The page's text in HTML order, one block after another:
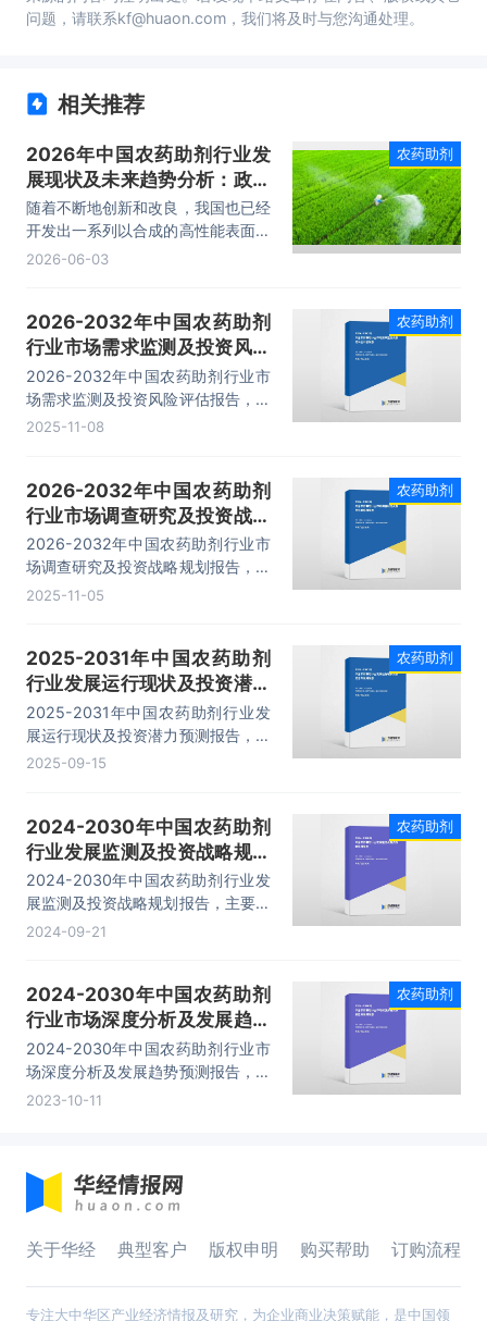
问题，请联系kf@huaon.com，我们将及时与您沟通处理。
相关推荐
2026年中国农药助剂行业发
展现状及未来趋势分析：政策
加持，绿色化转型加速「图」
随着不断地创新和改良，我国也已经
开发出一系列以合成的高性能表面活
性剂为主的农药助剂，基本可以满足
2025年我国农药助剂产量为79.73
万吨，同比增长2.73%，需求量为
69.88万吨，同比增长2.81%。
2026-06-03
农药助剂
2026-2032年中国农药助剂
行业市场需求监测及投资风险
评估报告
2026-2032年中国农药助剂行业市
场需求监测及投资风险评估报告，主
要包括企业及竞争格局、投资环境分
2025-11-08
农药助剂
2026-2032年中国农药助剂
行业市场调查研究及投资战略
规划报告
2026-2032年中国农药助剂行业市
场调查研究及投资战略规划报告，主
要包括行业前景及趋势预测分析、投
2025-11-05
农药助剂
2025-2031年中国农药助剂
行业发展运行现状及投资潜力
预测报告
2025-2031年中国农药助剂行业发
展运行现状及投资潜力预测报告，主
要包括行业前景及趋势预测分析、投
2025-09-15
农药助剂
2024-2030年中国农药助剂
行业发展监测及投资战略规划
报告
2024-2030年中国农药助剂行业发
展监测及投资战略规划报告，主要包
括企业及竞争格局、投资环境分析、
2024-09-21
农药助剂
2024-2030年中国农药助剂
行业市场深度分析及发展趋势
预测报告
2024-2030年中国农药助剂行业市
场深度分析及发展趋势预测报告，主
要包括行业前景及趋势预测分析、投
2023-10-11
农药助剂
关于华经 典型客户 版权申明 购买帮助 订购流程
专注大中华区产业经济情报及研究，为企业商业决策赋能，是中国领